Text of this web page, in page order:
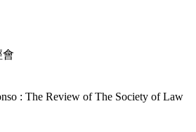
會
: The Review of The Society of Law